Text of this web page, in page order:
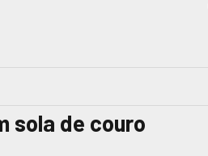
sola de couro